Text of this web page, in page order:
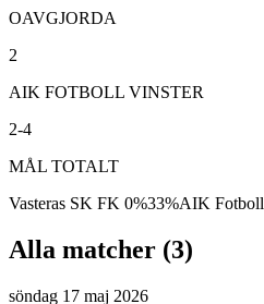
OAVGJORDA
2
AIK FOTBOLL VINSTER
2-4
MÅL TOTALT
Vasteras SK FK 0%33%AIK Fotboll
Alla matcher (3)
söndag 17 maj 2026